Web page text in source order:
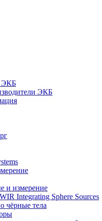
ЭКБ
ЭКБ
и измерение
Integrating Sphere Sources
чёрные тела